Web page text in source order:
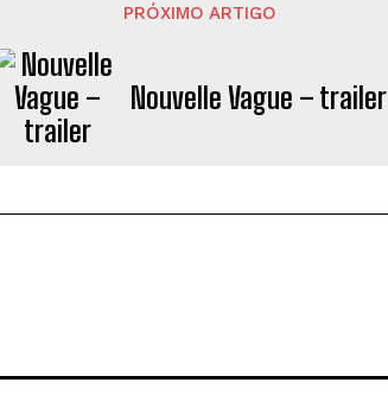
PRÓXIMO ARTIGO
Nouvelle Vague – trailer